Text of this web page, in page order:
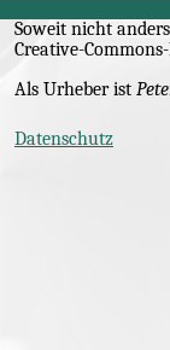
Soweit nicht
Creative-Commons
Als Urheber ist
Datenschutz